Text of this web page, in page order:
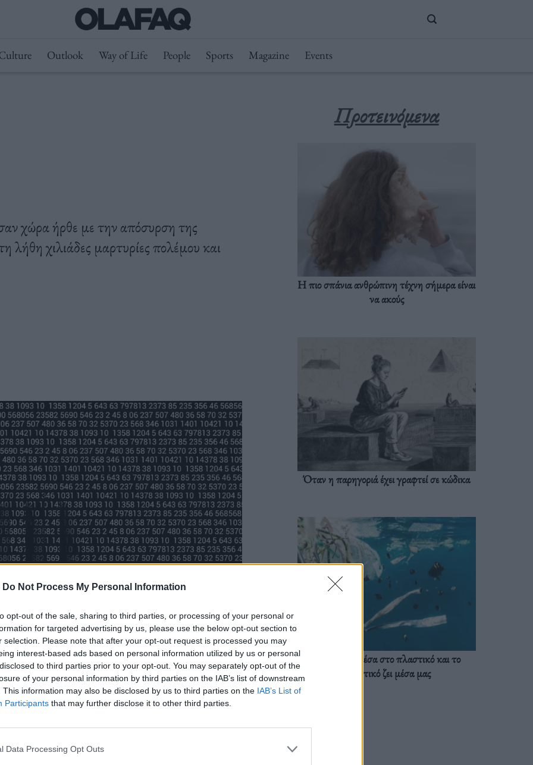
Do Not Process My Personal Information
opt-out of the sale, sharing to third parties, or processing of your personal or
for targeted advertising by us, please use the below opt-out section to
selection. Please note that after your opt-out request is processed you may
interest-based ads based on personal information utilized by us or personal
to third parties prior to your opt-out. You may separately opt-out of the
of your personal information by third parties on the IAB’s list of downstream
This information may also be disclosed by us to third parties on the IAB’s List of
Participants that may further disclose it to other third parties.
Data Processing Opt Outs
Outlook Way of Life People Sports Magazine Events
χώρα ήρθε με την απόσυρση της
λήθη χιλιάδες μαρτυρίες πολέμου και
Προτεινόμενα
Η πιο σπάνια ανθρώπινη τέχνη σήμερα είναι
να ακούς
Όταν η παρηγοριά έχει γραφτεί σε κώδικα
Ζούμε ήδη μέσα στο πλαστικό και το
πλαστικό ζει μέσα μας